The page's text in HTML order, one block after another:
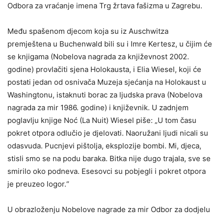
Odbora za vraćanje imena Trg žrtava fašizma u Zagrebu.
Među spašenom djecom koja su iz Auschwitza
premještena u Buchenwald bili su i Imre Kertesz, u čijim će
se knjigama (Nobelova nagrada za književnost 2002.
godine) provlačiti sjena Holokausta, i Elia Wiesel, koji će
postati jedan od osnivača Muzeja sjećanja na Holokaust u
Washingtonu, istaknuti borac za ljudska prava (Nobelova
nagrada za mir 1986. godine) i književnik. U zadnjem
poglavlju knjige Noć (La Nuit) Wiesel piše: „U tom času
pokret otpora odlučio je djelovati. Naoružani ljudi nicali su
odasvuda. Pucnjevi pištolja, eksplozije bombi. Mi, djeca,
stisli smo se na podu baraka. Bitka nije dugo trajala, sve se
smirilo oko podneva. Esesovci su pobjegli i pokret otpora
je preuzeo logor.“
U obrazloženju Nobelove nagrade za mir Odbor za dodjelu